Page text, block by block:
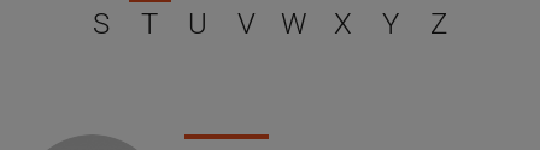
S
T U V W X Y Z